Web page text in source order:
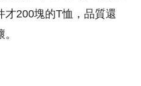
才200塊的T恤，品質還